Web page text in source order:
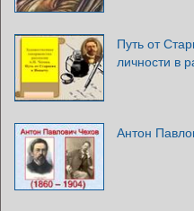
Путь от
личности в
Антон